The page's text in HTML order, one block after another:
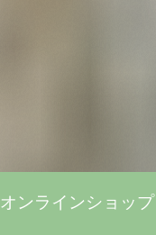
オンラインショップ